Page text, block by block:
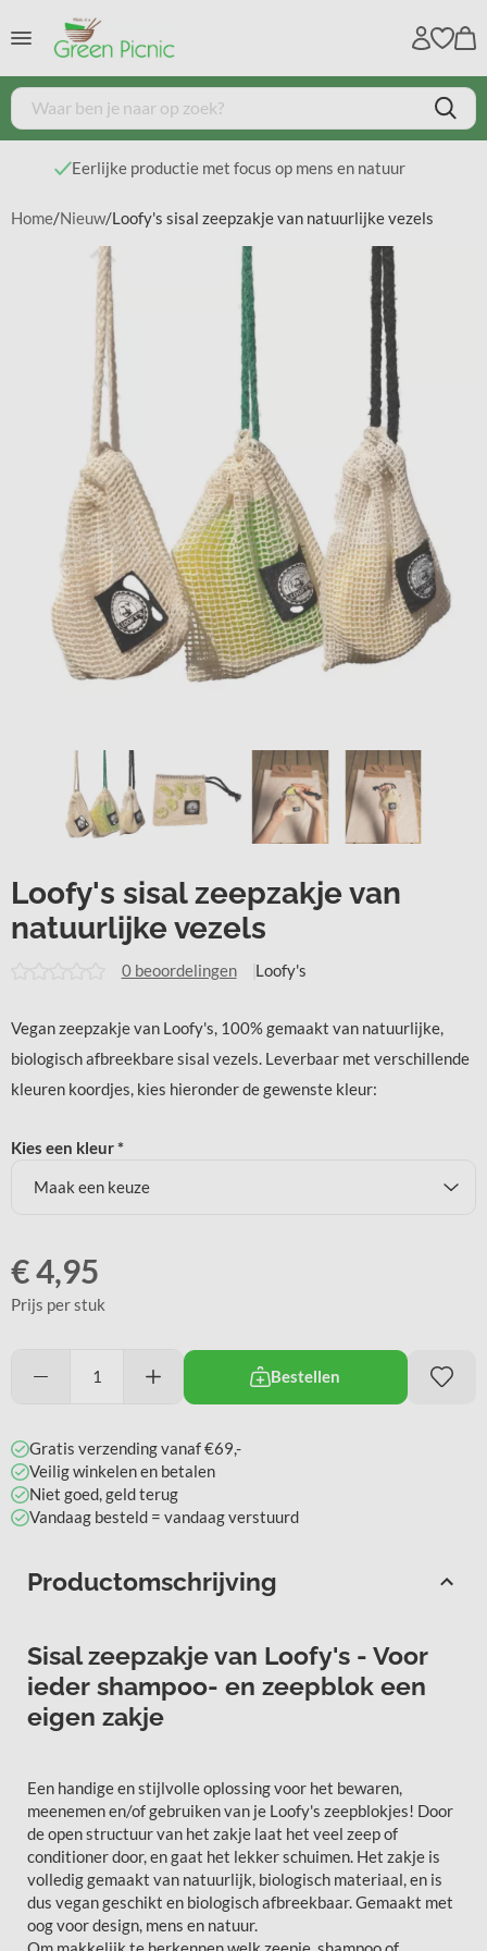
Eerlijke productie met focus op mens en natuur
Home/Nieuw/Loofy's sisal zeepzakje van natuurlijke vezels
Loofy's sisal zeepzakje van
natuurlijke vezels
0 beoordelingen Loofy's
Vegan zeepzakje van Loofy's, 100% gemaakt van natuurlijke,
biologisch afbreekbare sisal vezels. Leverbaar met verschillende
kleuren koordjes, kies hieronder de gewenste kleur:
Kies een kleur *
€4,95
Prijs per stuk
Bestellen
Gratis verzending vanaf €69,-
Veilig winkelen en betalen
Niet goed, geld terug
Vandaag besteld = vandaag verstuurd
Productomschrijving
Sisal zeepzakje van Loofy's - Voor
ieder shampoo- en zeepblok een
eigen zakje
Een handige en stijlvolle oplossing voor het bewaren,
meenemen en/of gebruiken van je Loofy's zeepblokjes! Door
de open structuur van het zakje laat het veel zeep of
conditioner door, en gaat het lekker schuimen. Het zakje is
volledig gemaakt van natuurlijk, biologisch materiaal, en is
dus vegan geschikt en biologisch afbreekbaar. Gemaakt met
oog voor design, mens en natuur.